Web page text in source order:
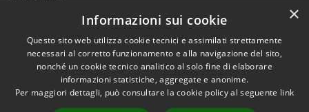
RSS
Accessibilità
Copyright © 2026 • Comune di
×
Informazioni sui cookie
Questo sito web utilizza cookie tecnici e assimilati strettamente
necessari al corretto funzionamento e alla navigazione del sito,
nonché un cookie tecnico analitico al solo fine di elaborare
informazioni statistiche, aggregate e anonime.
Per maggiori dettagli, può consultare la cookie policy al seguente link